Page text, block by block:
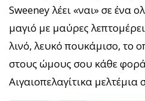
Sweeney λέει «ναι» σε ένα
μαγιό με μαύρες
λινό, λευκό πουκάμισο, το
στους ώμους σου κάθε
Αιγαιοπελαγίτικα μελτέμια